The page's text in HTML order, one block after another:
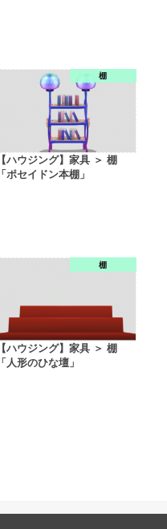
棚
【ハウジング】家具 ＞ 棚
「ポセイドン本棚」
棚
【ハウジング】家具 ＞ 棚
「人形のひな壇」